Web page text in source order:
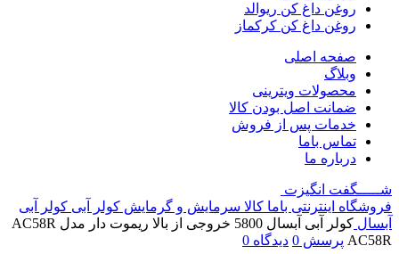
روغن داغ کن ریوالد
روغن داغ کن کرکماز
صفحه اصلی
وبلاگ
محصولات ویترینی
ضمانت اصل بودن کالا
خدمات پس از فروش
تماس باما
درباره ما
شـــــگفت انگیزت
فروشگاه اینترنتی باما کالا سرمایش و گرمایش کولر آبی کولر آبی
آبسال کولر آبی آبسال 5800 خروجی از بالا ریموت دار مدل AC58R
AC58R پرسش 0 دیدگاه 0